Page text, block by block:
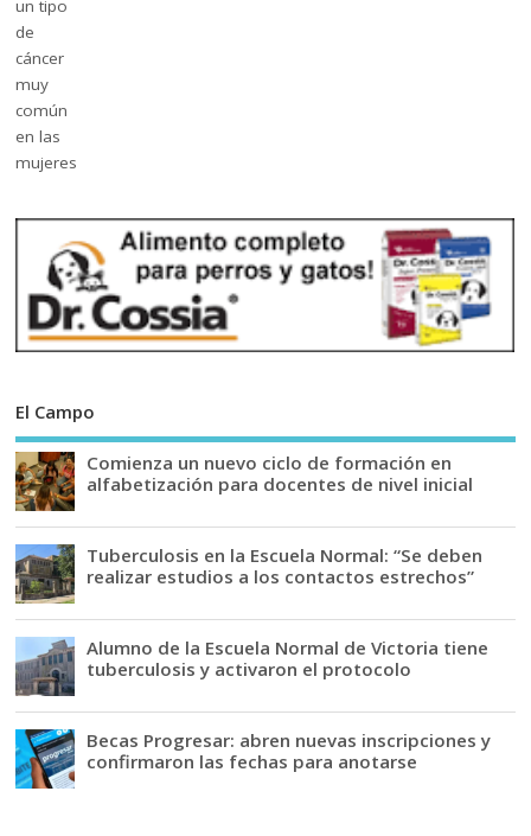
El Campo
Comienza un nuevo ciclo de formación en
alfabetización para docentes de nivel inicial
Tuberculosis en la Escuela Normal: “Se deben
realizar estudios a los contactos estrechos”
Alumno de la Escuela Normal de Victoria tiene
tuberculosis y activaron el protocolo
Becas Progresar: abren nuevas inscripciones y
confirmaron las fechas para anotarse